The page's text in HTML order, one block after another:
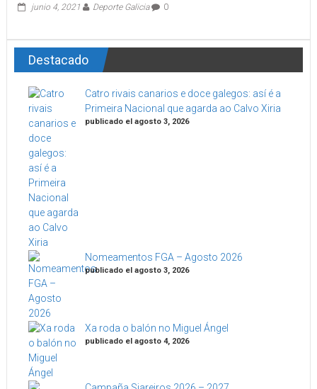
junio 4, 2021 Deporte Galicia 0
Destacado
Catro rivais canarios e doce galegos: así é a
Primeira Nacional que agarda ao Calvo Xiria
publicado el agosto 3, 2026
Nomeamentos FGA – Agosto 2026
publicado el agosto 3, 2026
Xa roda o balón no Miguel Ángel
publicado el agosto 4, 2026